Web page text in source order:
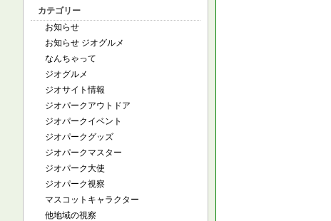
カテゴリー
お知らせ
お知らせ ジオグルメ
なんちゃって
ジオグルメ
ジオサイト情報
ジオパークアウトドア
ジオパークイベント
ジオパークグッズ
ジオパークマスター
ジオパーク大使
ジオパーク視察
マスコットキャラクター
他地域の視察